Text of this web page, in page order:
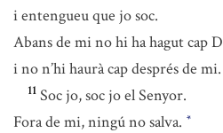
i entengueu que jo soc.
Abans de mi no hi ha hagut cap
i no n’hi haurà cap després de mi.
11 Soc jo, soc jo el Senyor.
Fora de mi, ningú no salva. *